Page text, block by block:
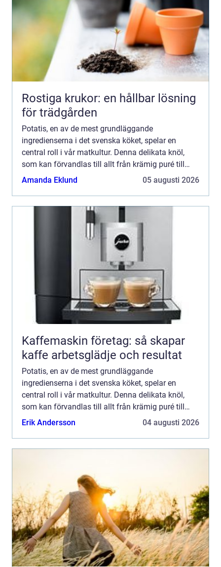
Rostiga krukor: en hållbar lösning
för trädgården
Potatis, en av de mest grundläggande
ingredienserna i det svenska köket, spelar en
central roll i vår matkultur. Denna delikata knöl,
som kan förvandlas till allt från krämig puré till
krispiga chips, kr&au...
Amanda Eklund 05 augusti 2026
Kaffemaskin företag: så skapar
kaffe arbetsglädje och resultat
Potatis, en av de mest grundläggande
ingredienserna i det svenska köket, spelar en
central roll i vår matkultur. Denna delikata knöl,
som kan förvandlas till allt från krämig puré till
krispiga chips, kr&au...
Erik Andersson 04 augusti 2026